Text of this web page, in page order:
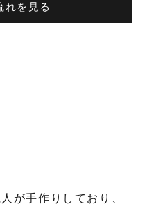
れを見る
が手作りしており、